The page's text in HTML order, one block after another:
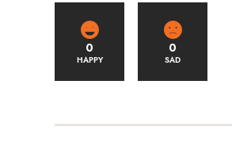
0
HAPPY
0
SAD